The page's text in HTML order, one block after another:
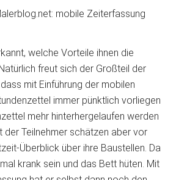
welche Vorteile ihnen die
freut sich der Großteil der
mit Einführung der mobilen
immer pünktlich vorliegen
mehr hinterhergelaufen werden
der Teilnehmer schätzen aber vor
Überblick über ihre Baustellen. Da
krank sein und das Bett hüten. Mit